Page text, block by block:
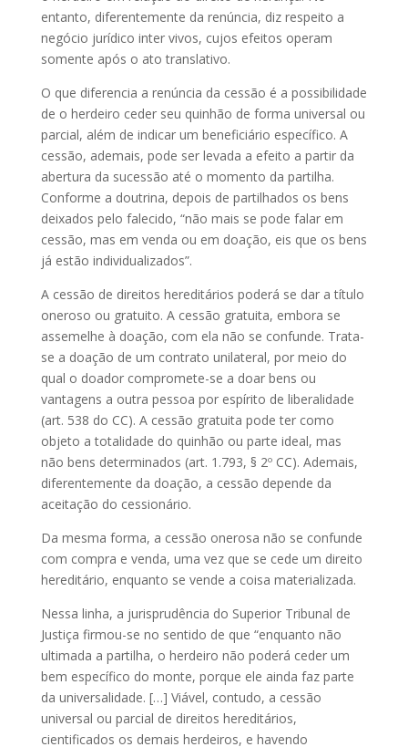
entanto, diferentemente da renúncia, diz respeito a
negócio jurídico inter vivos, cujos efeitos operam
somente após o ato translativo.
O que diferencia a renúncia da cessão é a possibilidade
de o herdeiro ceder seu quinhão de forma universal ou
parcial, além de indicar um beneficiário específico. A
cessão, ademais, pode ser levada a efeito a partir da
abertura da sucessão até o momento da partilha.
Conforme a doutrina, depois de partilhados os bens
deixados pelo falecido, “não mais se pode falar em
cessão, mas em venda ou em doação, eis que os bens
já estão individualizados”.
A cessão de direitos hereditários poderá se dar a título
oneroso ou gratuito. A cessão gratuita, embora se
assemelhe à doação, com ela não se confunde. Trata-
se a doação de um contrato unilateral, por meio do
qual o doador compromete-se a doar bens ou
vantagens a outra pessoa por espírito de liberalidade
(art. 538 do CC). A cessão gratuita pode ter como
objeto a totalidade do quinhão ou parte ideal, mas
não bens determinados (art. 1.793, § 2º CC). Ademais,
diferentemente da doação, a cessão depende da
aceitação do cessionário.
Da mesma forma, a cessão onerosa não se confunde
com compra e venda, uma vez que se cede um direito
hereditário, enquanto se vende a coisa materializada.
Nessa linha, a jurisprudência do Superior Tribunal de
Justiça firmou-se no sentido de que “enquanto não
ultimada a partilha, o herdeiro não poderá ceder um
bem específico do monte, porque ele ainda faz parte
da universalidade. […] Viável, contudo, a cessão
universal ou parcial de direitos hereditários,
cientificados os demais herdeiros, e havendo